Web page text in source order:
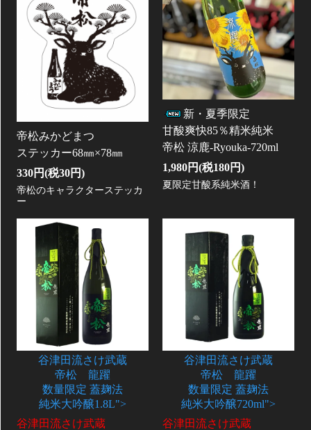
帝松みかどまつ
ステッカー68㎜×78㎜
330円(税30円)
帝松のキャラクターステッカ
ー
新・夏季限定
甘酸爽快85％精米純米
帝松 涼鹿-Ryouka-720ml
1,980円(税180円)
夏限定甘酸系純米酒！
谷津田流さけ武蔵
帝松 龍躍
数量限定 蓋麹法
純米大吟醸1.8L">
谷津田流さけ武蔵
谷津田流さけ武蔵
帝松 龍躍
数量限定 蓋麹法
純米大吟醸720ml">
谷津田流さけ武蔵